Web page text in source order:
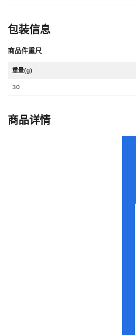
包装信息
商品件重尺
重量(g)
30
商品详情